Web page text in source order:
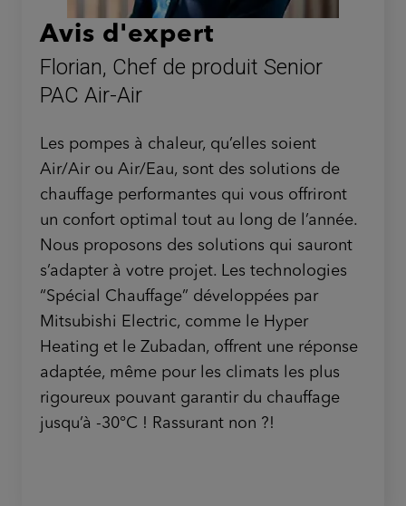
Avis d'expert
Florian, Chef de produit Senior
PAC Air-Air
Les pompes à chaleur, qu’elles soient
Air/Air ou Air/Eau, sont des solutions de
chauffage performantes qui vous offriront
un confort optimal tout au long de l’année.
Nous proposons des solutions qui sauront
s’adapter à votre projet. Les technologies
“Spécial Chauffage” développées par
Mitsubishi Electric, comme le Hyper
Heating et le Zubadan, offrent une réponse
adaptée, même pour les climats les plus
rigoureux pouvant garantir du chauffage
jusqu’à -30°C ! Rassurant non ?!